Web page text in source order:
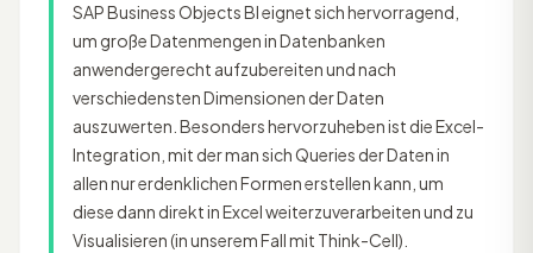
SAP Business Objects BI eignet sich hervorragend,
um große Datenmengen in Datenbanken
anwendergerecht aufzubereiten und nach
verschiedensten Dimensionen der Daten
auszuwerten. Besonders hervorzuheben ist die Excel-
Integration, mit der man sich Queries der Daten in
allen nur erdenklichen Formen erstellen kann, um
diese dann direkt in Excel weiterzuverarbeiten und zu
Visualisieren (in unserem Fall mit Think-Cell).